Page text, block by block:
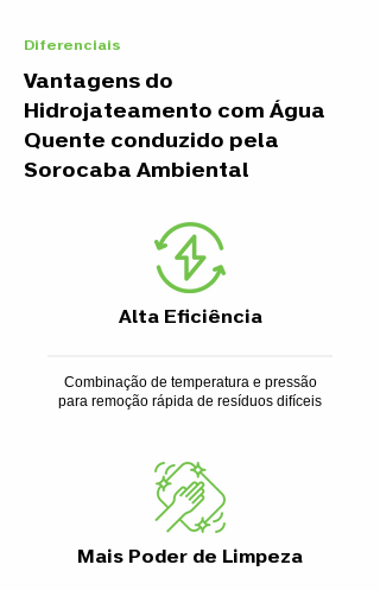
Diferenciais
Vantagens do
Hidrojateamento com Água
Quente conduzido pela
Sorocaba Ambiental
Alta Eficiência
Combinação de temperatura e pressão
para remoção rápida de resíduos difíceis
Mais Poder de Limpeza